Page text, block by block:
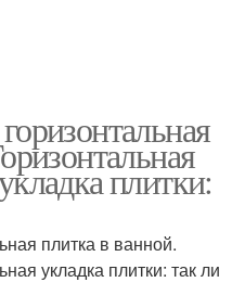
плитки:
плитка в ванной.
укладка плитки: так ли